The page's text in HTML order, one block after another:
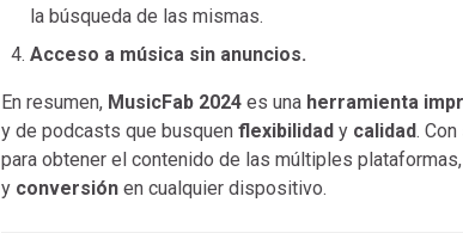
la búsqueda de las mismas.
Acceso a música sin anuncios.
En resumen, MusicFab 2024 es una herramienta
y de podcasts que busquen flexibilidad y calidad.
para obtener el contenido de las múltiples
y conversión en cualquier dispositivo.